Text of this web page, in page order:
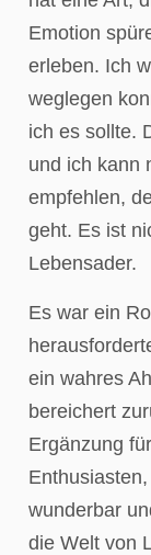
Emotion
erleben. Ich
weglegen
ich es sollte.
und ich kann
empfehlen,
geht. Es ist
Lebensader.
Es war ein
ein wahres
bereichert
Ergänzung
wunderbar
die Welt von